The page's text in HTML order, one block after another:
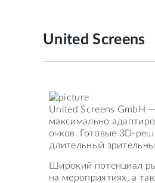
United Screens
United Screens GmbH
максимально
очков. Готовые 3D-
длительный
Широкий потенциал
на мероприятиях, а